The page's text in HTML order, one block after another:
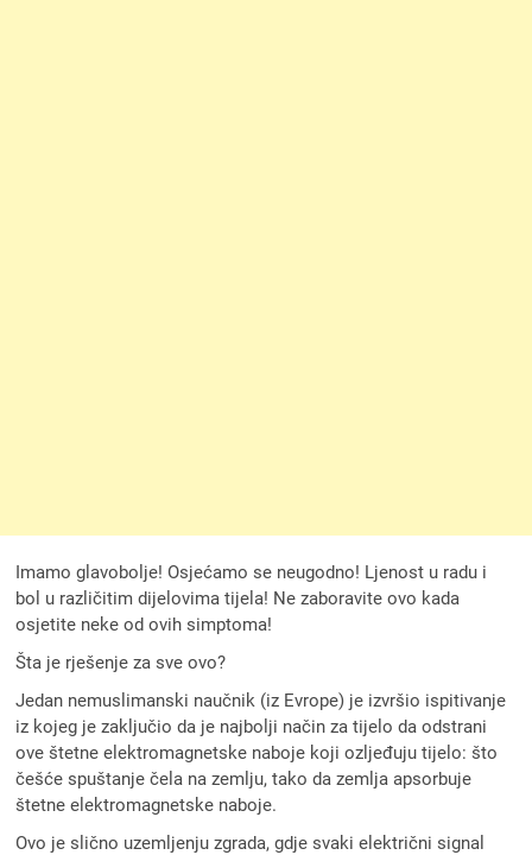
Imamo glavobolje! Osjećamo se neugodno! Ljenost u radu i
bol u različitim dijelovima tijela! Ne zaboravite ovo kada
osjetite neke od ovih simptoma!
Šta je rješenje za sve ovo?
Jedan nemuslimanski naučnik (iz Evrope) je izvršio ispitivanje
iz kojeg je zaključio da je najbolji način za tijelo da odstrani
ove štetne elektromagnetske naboje koji ozljeđuju tijelo: što
češće spuštanje čela na zemlju, tako da zemlja apsorbuje
štetne elektromagnetske naboje.
Ovo je slično uzemljenju zgrada, gdje svaki električni signal